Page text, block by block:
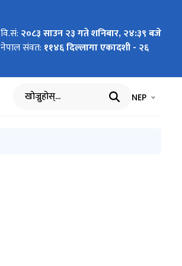
वि.सं: २०८३ साउन २३ गते शनिबार, २४:३९ बजे
नेपाल संवत: ११४६ दिल्लागा एकादशी - २६
खोज्नुहोस् भाषा चयन
NEP